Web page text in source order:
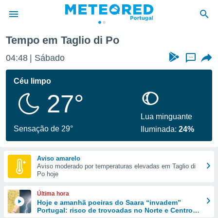
da
foi
fornecidas
a este
das
e
forma
digital
Tempo em Taglio di Po
04:48 Sábado ...
Céu limpo
27°
Sensação de 29°
Lua minguante
Iluminada:24%
Aviso amarelo
Aviso moderado por temperaturas elevadas em Taglio di
Po hoje
Última hora
Hoje e amanhã poeiras do Saara “invadem”
Portugal: risco de trovoadas no Norte e Centro